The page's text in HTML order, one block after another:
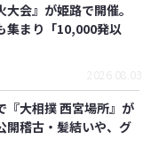
会』が姫路で開催。
集まり「10,000発以
2026.08.03
『大相撲 西宮場所』が
開稽古・髪結いや、グ